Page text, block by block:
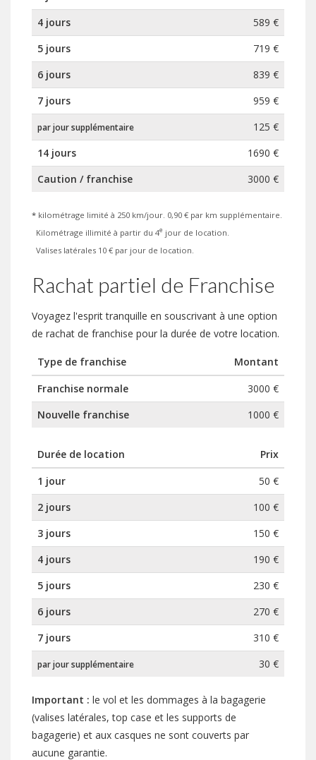
4 jours
589 €
5 jours
719 €
6 jours
839 €
7 jours
959 €
par jour supplémentaire
125 €
14 jours
1690 €
Caution / franchise
3000 €
* kilométrage limité à 250 km/jour. 0,90 € par km supplémentaire.
Kilométrage illimité à partir du 4e jour de location.
Valises latérales 10 € par jour de location.
Rachat partiel de Franchise
Voyagez l'esprit tranquille en souscrivant à une option
de rachat de franchise pour la durée de votre location.
Type de franchise
Montant
Franchise normale
3000 €
Nouvelle franchise
1000 €
Durée de location
Prix
1 jour
50 €
2 jours
100 €
3 jours
150 €
4 jours
190 €
5 jours
230 €
6 jours
270 €
7 jours
310 €
par jour supplémentaire 30 €
Important : le vol et les dommages à la bagagerie
(valises latérales, top case et les supports de
bagagerie) et aux casques ne sont couverts par
aucune garantie.